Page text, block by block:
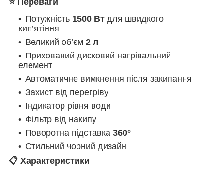
Потужність 1500 Вт для швидкого
кип’ятіння
Великий об’єм 2 л
Прихований дисковий нагрівальний
елемент
Автоматичне вимкнення після закипання
Захист від перегріву
Індикатор рівня води
Фільтр від накипу
Поворотна підставка 360°
Стильний чорний дизайн
📋 Характеристики